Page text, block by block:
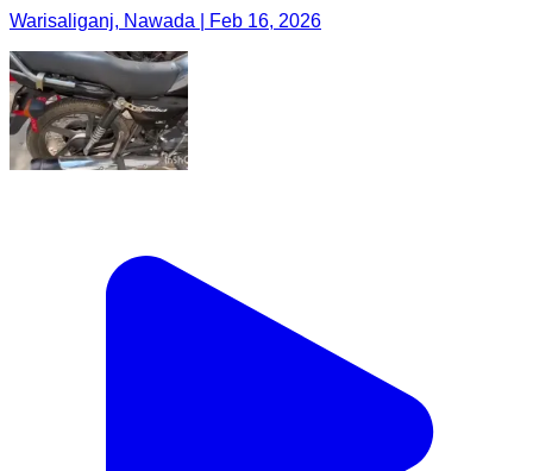
Warisaliganj, Nawada | Feb 16, 2026